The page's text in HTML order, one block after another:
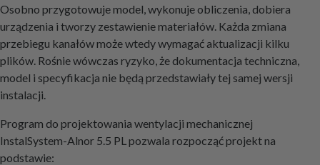
Osobno przygotowuje model, wykonuje obliczenia, dobiera
urządzenia i tworzy zestawienie materiałów. Każda zmiana
przebiegu kanałów może wtedy wymagać aktualizacji kilku
plików. Rośnie wówczas ryzyko, że dokumentacja techniczna,
model i specyfikacja nie będą przedstawiały tej samej wersji
instalacji.
Program do projektowania wentylacji mechanicznej
InstalSystem-Alnor 5.5 PL pozwala rozpocząć projekt na
podstawie: